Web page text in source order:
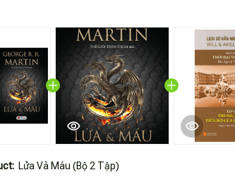
Lửa Và Máu (Bộ 2 Tập)